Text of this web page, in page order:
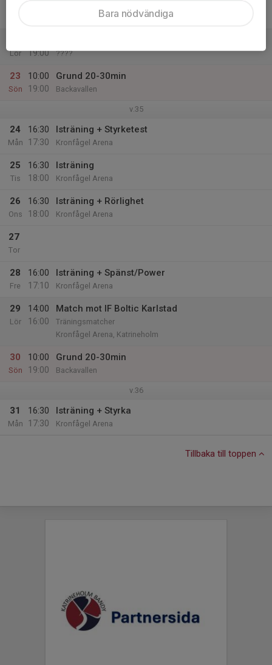
Kronfågel Arena
Lör
19:00
????
23
Sön
10:00
19:00
Grund 20-30min
Backavallen
v.35
24
Mån
16:30
17:30
Isträning + Styrketest
Kronfågel Arena
25
Tis
16:30
18:00
Isträning
Kronfågel Arena
26
Ons
16:30
18:00
Isträning + Rörlighet
Kronfågel Arena
27
Tor
28
Fre
16:00
17:10
Isträning + Spänst/Power
Kronfågel Arena
29
Lör
14:00
16:00
Match mot IF Boltic Karlstad
Träningsmatcher
Kronfågel Arena, Katrineholm
30
Sön
10:00
19:00
Grund 20-30min
Backavallen
v.36
31
Mån
16:30
17:30
Isträning + Styrka
Kronfågel Arena
Tillbaka till toppen
Bara nödvändiga